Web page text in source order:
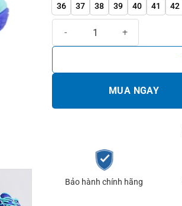
36 37 38 39 40 41 42
MUA NGAY
Bảo hành chính hãng